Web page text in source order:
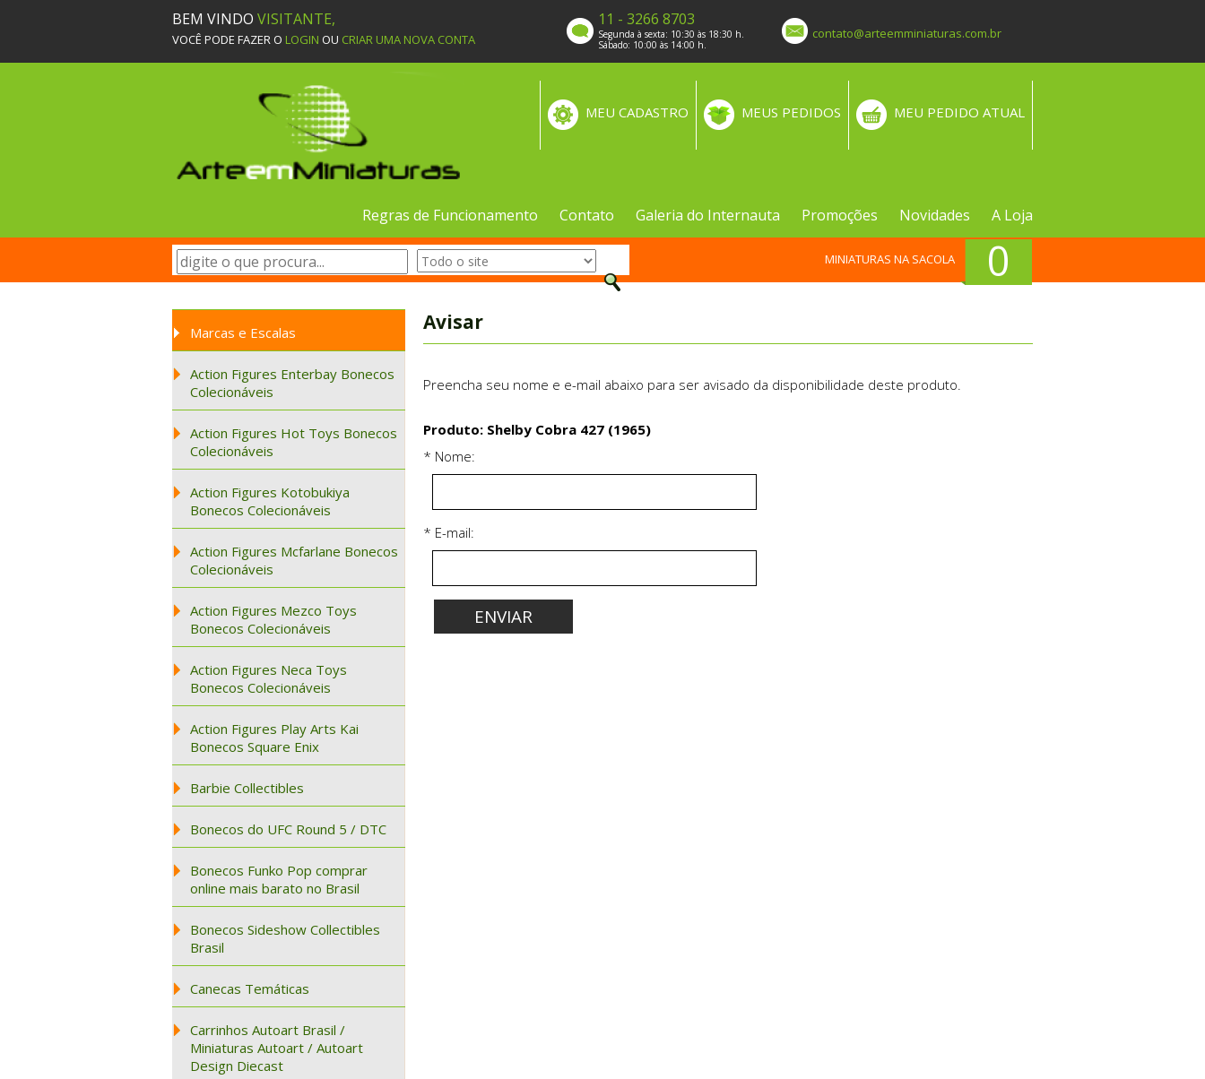
BEM VINDO VISITANTE,
VOCÊ PODE FAZER O LOGIN OU CRIAR UMA NOVA CONTA
11 - 3266 8703
Segunda à sexta: 10:30 às 18:30 h.
Sábado: 10:00 às 14:00 h.
contato@arteemminiaturas.com.br
MEU PEDIDO ATUAL
MEUS PEDIDOS
MEU CADASTRO
Regras de Funcionamento Contato Galeria do Internauta Promoções Novidades A Loja
0
MINIATURAS NA SACOLA
Marcas e Escalas
Action Figures Enterbay Bonecos
Colecionáveis
Action Figures Hot Toys Bonecos
Colecionáveis
Action Figures Kotobukiya
Bonecos Colecionáveis
Action Figures Mcfarlane Bonecos
Colecionáveis
Action Figures Mezco Toys
Bonecos Colecionáveis
Action Figures Neca Toys
Bonecos Colecionáveis
Action Figures Play Arts Kai
Bonecos Square Enix
Barbie Collectibles
Bonecos do UFC Round 5 / DTC
Bonecos Funko Pop comprar
online mais barato no Brasil
Bonecos Sideshow Collectibles
Brasil
Canecas Temáticas
Carrinhos Autoart Brasil /
Miniaturas Autoart / Autoart
Design Diecast
Avisar
Preencha seu nome e e-mail abaixo para ser avisado da disponibilidade deste produto.
Produto: Shelby Cobra 427 (1965)
* Nome:
* E-mail: